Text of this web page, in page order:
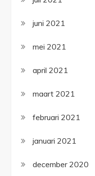
juni 2021
mei 2021
april 2021
maart 2021
februari 2021
januari 2021
december 2020